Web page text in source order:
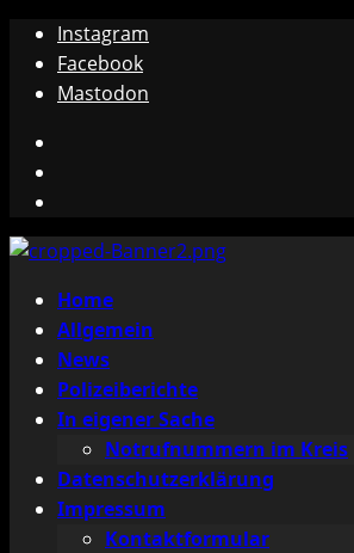
Zum
Inhalt
springen
Instagram
Facebook
Mastodon
Primäres
Menü
Home
Allgemein
News
Polizeiberichte
In eigener Sache
Notrufnummern im Kreis
Datenschutzerklärung
Impressum
Kontaktformular